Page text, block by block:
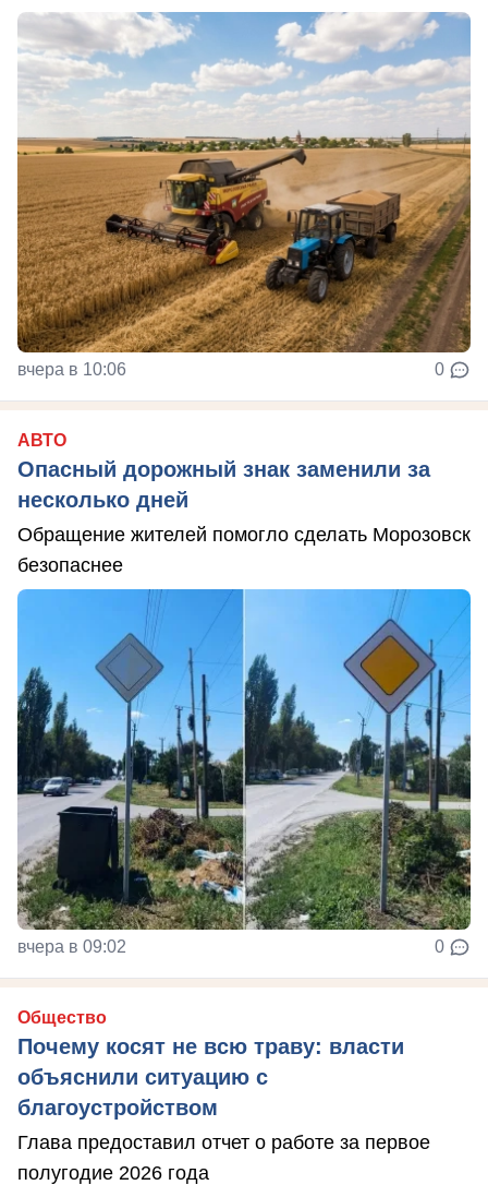
вчера в 10:06 0
АВТО
Опасный дорожный знак заменили за
несколько дней
Обращение жителей помогло сделать Морозовск
безопаснее
вчера в 09:02 0
Общество
Почему косят не всю траву: власти
объяснили ситуацию с
благоустройством
Глава предоставил отчет о работе за первое
полугодие 2026 года